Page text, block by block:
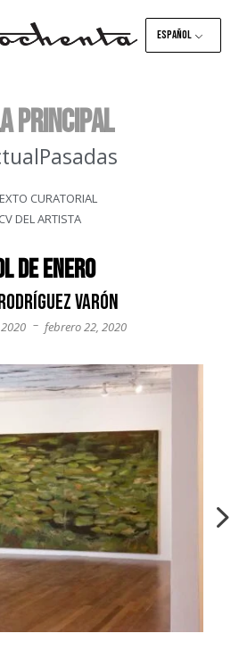
Español
principal
Pasadas
CURATORIAL
CV DEL ARTISTA
de Enero
Varón
– febrero 22, 2020